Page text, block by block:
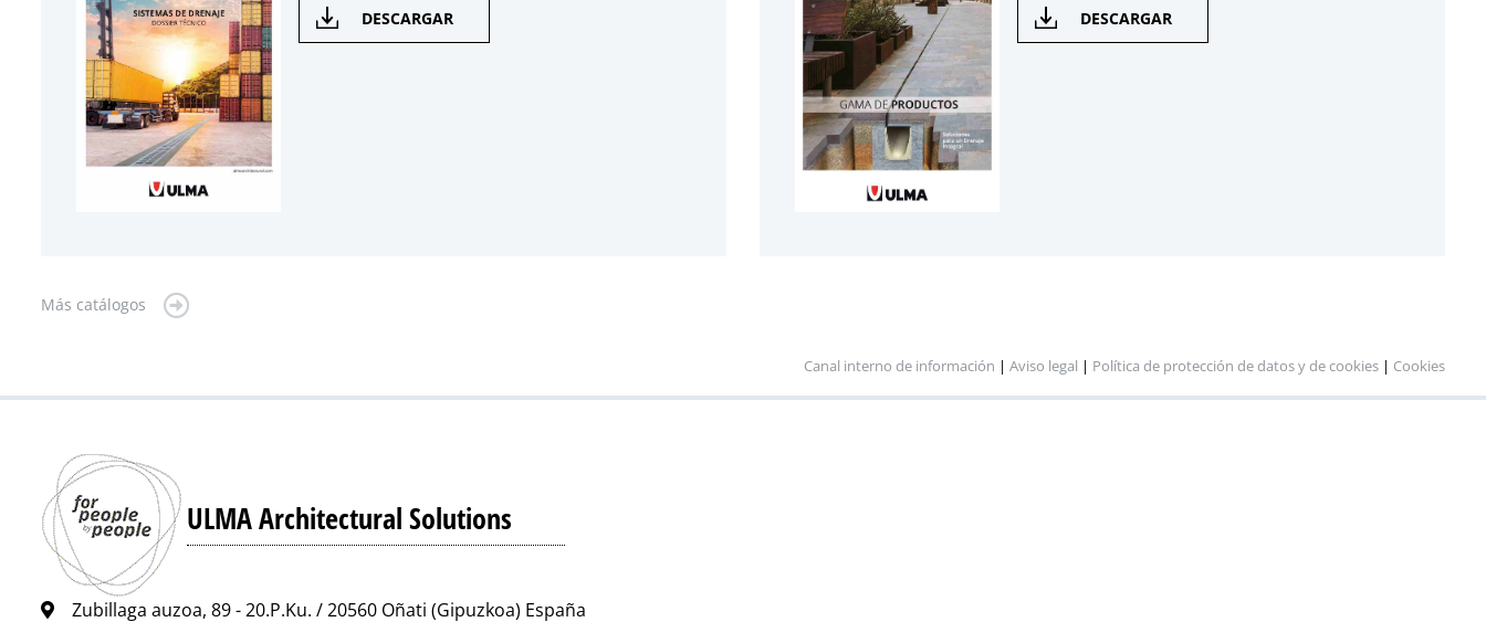
DESCARGAR DESCARGAR
Más catálogos
Canal interno de información | Aviso legal | Política de protección de datos y de cookies | Cookies
ULMA Architectural Solutions
Zubillaga auzoa, 89 - 20.P.Ku. / 20560 Oñati (Gipuzkoa) España